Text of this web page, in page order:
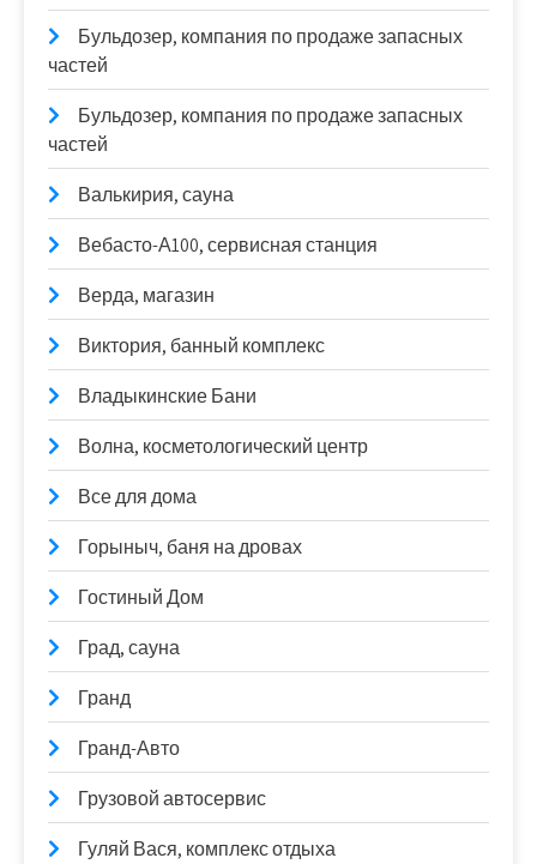
Бульдозер, компания по продаже запасных
частей
Бульдозер, компания по продаже запасных
частей
Валькирия, сауна
Вебасто-А100, сервисная станция
Верда, магазин
Виктория, банный комплекс
Владыкинские Бани
Волна, косметологический центр
Все для дома
Горыныч, баня на дровах
Гостиный Дом
Град, сауна
Гранд
Гранд-Авто
Грузовой автосервис
Гуляй Вася, комплекс отдыха